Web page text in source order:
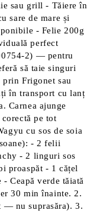
sau grill - Tăiere în
sare de mare și
- Felie 200g
perfect
2) — pentru
să taie singuri
Frigonet sau
în transport cu lanț
Carnea ajunge
pe tot
cu sos de soia
- 2 felii
- 2 linguri sos
proaspăt - 1 cățel
Ceapă verde tăiată
30 min înainte. 2.
— nu suprasăra). 3.